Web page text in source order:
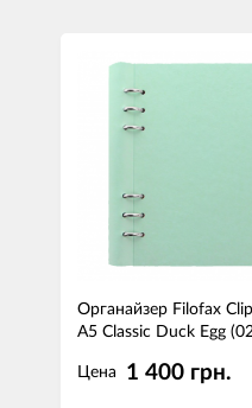
Органайзер Filofax
A5 Classic Duck Egg
Цена 1 400 грн.